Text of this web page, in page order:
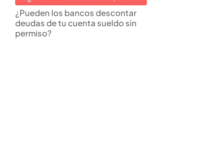
¿Pueden los bancos descontar
deudas de tu cuenta sueldo sin
permiso?